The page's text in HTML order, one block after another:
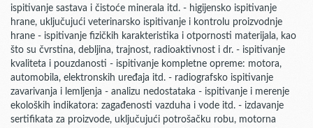
ispitivanje sastava i čistoće minerala itd. - higijensko ispitivanje
hrane, uključujući veterinarsko ispitivanje i kontrolu proizvodnje
hrane - ispitivanje fizičkih karakteristika i otpornosti materijala, kao
što su čvrstina, debljina, trajnost, radioaktivnost i dr. - ispitivanje
kvaliteta i pouzdanosti - ispitivanje kompletne opreme: motora,
automobila, elektronskih uređaja itd. - radiografsko ispitivanje
zavarivanja i lemljenja - analizu nedostataka - ispitivanje i merenje
ekoloških indikatora: zagađenosti vazduha i vode itd. - izdavanje
sertifikata za proizvode, uključujući potrošačku robu, motorna